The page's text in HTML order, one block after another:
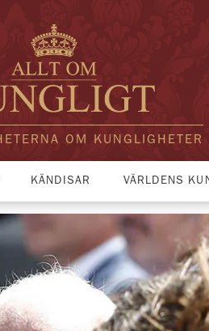
OM KUNGLIGHETER
KÄNDISAR VÄRLDENS